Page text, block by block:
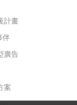
計畫
伴
廣告
案